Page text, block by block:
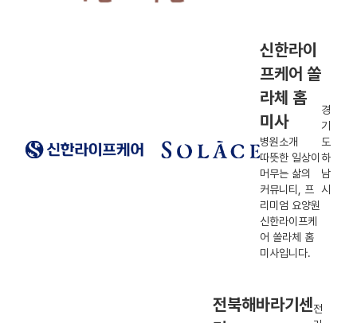
신한라이
프케어 쏠
라체 홈
미사
병원소개
따뜻한 일상이
머무는 삶의
커뮤니티, 프
리미엄 요양원
신한라이프케
어 쏠라체 홈
미사입니다.
경
기
도
하
남
시
전북해바라기센전